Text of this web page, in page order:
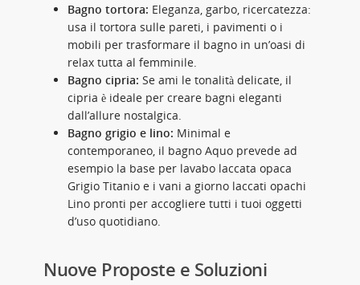
Bagno tortora: Eleganza, garbo, ricercatezza:
usa il tortora sulle pareti, i pavimenti o i
mobili per trasformare il bagno in un’oasi di
relax tutta al femminile.
Bagno cipria: Se ami le tonalità delicate, il
cipria è ideale per creare bagni eleganti
dall’allure nostalgica.
Bagno grigio e lino: Minimal e
contemporaneo, il bagno Aquo prevede ad
esempio la base per lavabo laccata opaca
Grigio Titanio e i vani a giorno laccati opachi
Lino pronti per accogliere tutti i tuoi oggetti
d’uso quotidiano.
Nuove Proposte e Soluzioni